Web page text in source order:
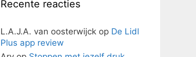
Recente reacties
L.A.J.A. van oosterwijck op De Lidl
Plus app review